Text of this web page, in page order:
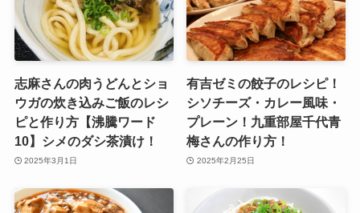
志麻さんの肉うどんとショ
ウガの炊き込みご飯のレシ
ピと作り方【沸騰ワード
10】シメのダシ茶漬け！
2025年3月1日
有吉ゼミの餃子のレシピ！
シソチーズ・カレー風味・
プレーン！九重部屋千代青
梅さんの作り方！
2025年2月25日